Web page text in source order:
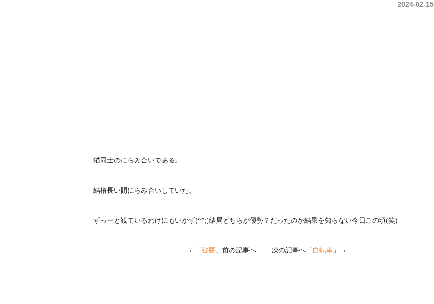
2024-02-15
猫同士のにらみ合いである。
結構長い間にらみ合いしていた。
ずっーと観ているわけにもいかず(^^;)結局どちらが優勢？だったのか結果を知らない今日この頃(笑)
←「強要」前の記事へ 次の記事へ「 自転車」→